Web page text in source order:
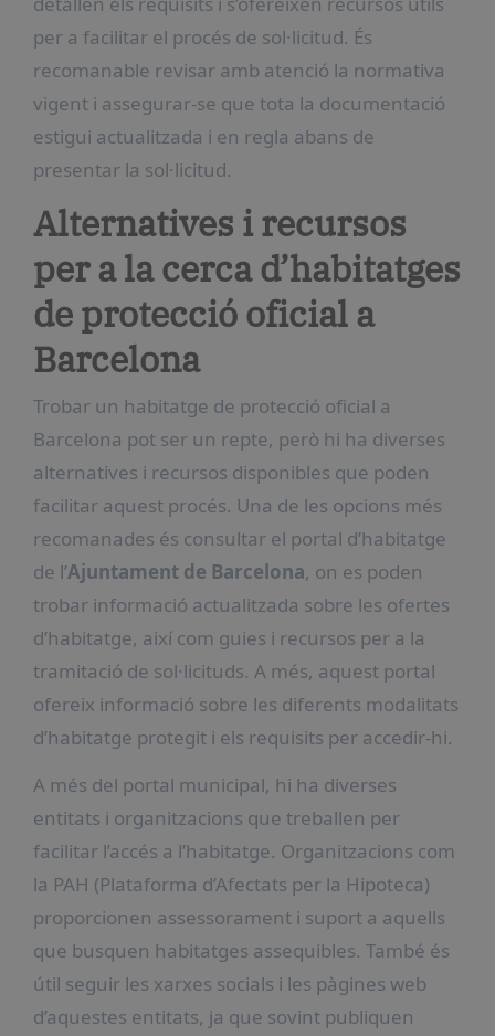
per a facilitar el procés de sol·licitud. És
recomanable revisar amb atenció la normativa
vigent i assegurar-se que tota la documentació
estigui actualitzada i en regla abans de
presentar la sol·licitud.
Alternatives i recursos
per a la cerca d’habitatges
de protecció oficial a
Barcelona
Trobar un habitatge de protecció oficial a
Barcelona pot ser un repte, però hi ha diverses
alternatives i recursos disponibles que poden
facilitar aquest procés. Una de les opcions més
recomanades és consultar el portal d’habitatge
de l’Ajuntament de Barcelona, on es poden
trobar informació actualitzada sobre les ofertes
d’habitatge, així com guies i recursos per a la
tramitació de sol·licituds. A més, aquest portal
ofereix informació sobre les diferents modalitats
d’habitatge protegit i els requisits per accedir-hi.
A més del portal municipal, hi ha diverses
entitats i organitzacions que treballen per
facilitar l’accés a l’habitatge. Organitzacions com
la PAH (Plataforma d’Afectats per la Hipoteca)
proporcionen assessorament i suport a aquells
que busquen habitatges assequibles. També és
útil seguir les xarxes socials i les pàgines web
d’aquestes entitats, ja que sovint publiquen